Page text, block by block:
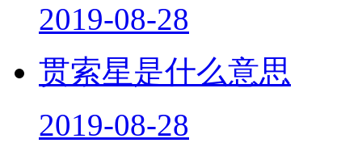
2019-08-28
贯索星是什么意思
2019-08-28